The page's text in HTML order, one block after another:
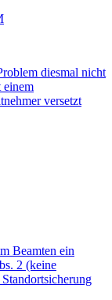
diesmal nicht
einem
versetzt
Beamten ein
2 (keine